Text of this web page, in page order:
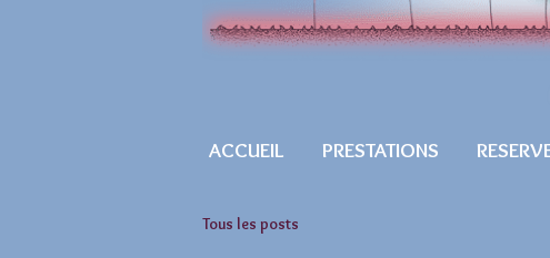
ACCUEIL PRESTATIONS
Tous les posts